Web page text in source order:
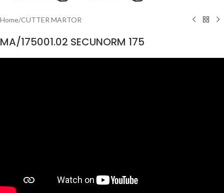
Home/CUTTER MARTOR
MA/175001.02 SECUNORM 175